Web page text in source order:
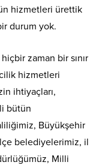
hizmetleri ürettik
durum yok.
zaman bir sınır
hizmetleri
ihtiyaçları,
bütün
Büyükşehir
belediyelerimiz, il
Milli